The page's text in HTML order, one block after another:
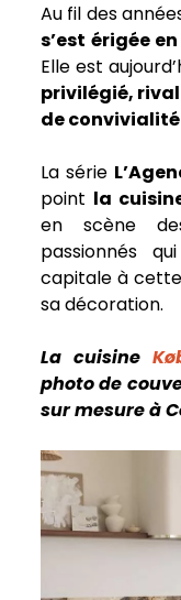
Au fil des
s’est érigée
Elle est
privilégié,
de
La série
point la
en scène
passionnés
capitale à
sa décoration.
La cuisine
photo de
sur mesure à